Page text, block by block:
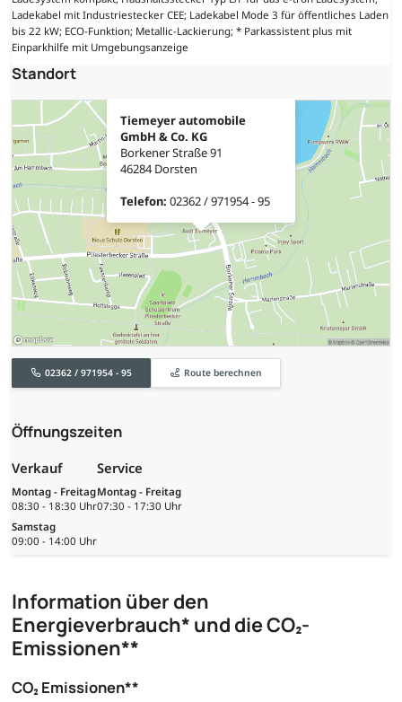
Ladekabel mit Industriestecker CEE; Ladekabel Mode 3 für öffentliches Laden
bis 22 kW; ECO-Funktion; Metallic-Lackierung; * Parkassistent plus mit
Einparkhilfe mit Umgebungsanzeige
Standort
Tiemeyer automobile
GmbH & Co. KG
Borkener Straße 91
46284 Dorsten
Telefon: 02362 / 971954 - 95
02362 / 971954 - 95 Route berechnen
Öffnungszeiten
Verkauf
Montag - Freitag
08:30 - 18:30 Uhr
Samstag
09:00 - 14:00 Uhr
Service
Montag - Freitag
07:30 - 17:30 Uhr
Information über den
Energieverbrauch* und die CO₂-
Emissionen**
CO₂ Emissionen**